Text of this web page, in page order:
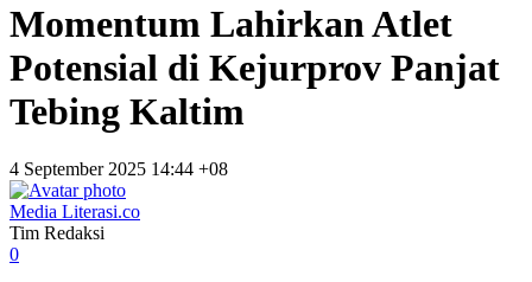
Momentum Lahirkan Atlet
Potensial di Kejurprov Panjat
Tebing Kaltim
4 September 2025 14:44 +08
Media Literasi.co
Tim Redaksi
0